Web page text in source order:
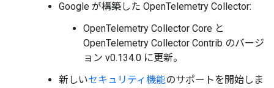
Google が構築した OpenTelemetry Collector:
OpenTelemetry Collector Core と
OpenTelemetry Collector Contrib のバージ
ョン v0.134.0 に更新。
新しいセキュリティ機能のサポートを開始しま